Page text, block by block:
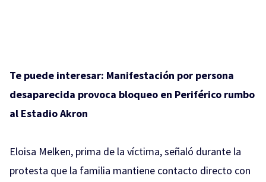
Te puede interesar: Manifestación por persona
desaparecida provoca bloqueo en Periférico rumbo
al Estadio Akron
Eloisa Melken, prima de la víctima, señaló durante la
protesta que la familia mantiene contacto directo con